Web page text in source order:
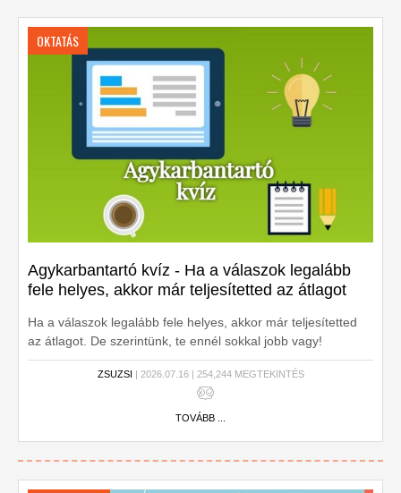
OKTATÁS
Agykarbantartó kvíz - Ha a válaszok legalább
fele helyes, akkor már teljesítetted az átlagot
Ha a válaszok legalább fele helyes, akkor már teljesítetted
az átlagot. De szerintünk, te ennél sokkal jobb vagy!
Kezdődjön a kvíz!
ZSUZSI | 2026.07.16 | 254,244 MEGTEKINTÉS
TOVÁBB ...